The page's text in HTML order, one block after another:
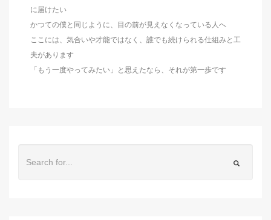
に届けたい
かつての僕と同じように、目の前が見えなくなっている人へ
ここには、気合いや才能ではなく、誰でも続けられる仕組みと工
夫があります
「もう一度やってみたい」と思えたなら、それが第一歩です